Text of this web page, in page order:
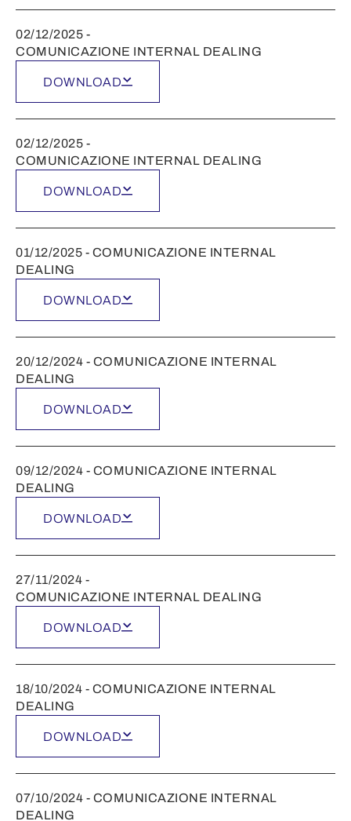
02/12/2025 -
COMUNICAZIONE INTERNAL DEALING
DOWNLOAD
02/12/2025 -
COMUNICAZIONE INTERNAL DEALING
DOWNLOAD
01/12/2025 - COMUNICAZIONE INTERNAL
DEALING
DOWNLOAD
20/12/2024 - COMUNICAZIONE INTERNAL
DEALING
DOWNLOAD
09/12/2024 - COMUNICAZIONE INTERNAL
DEALING
DOWNLOAD
27/11/2024 -
COMUNICAZIONE INTERNAL DEALING
DOWNLOAD
18/10/2024 - COMUNICAZIONE INTERNAL
DEALING
DOWNLOAD
07/10/2024 - COMUNICAZIONE INTERNAL
DEALING